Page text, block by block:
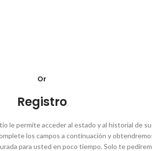
Or
Registro
le permite acceder al estado y al historial de su
los campos a continuación y
para usted en poco tiempo. Solo te